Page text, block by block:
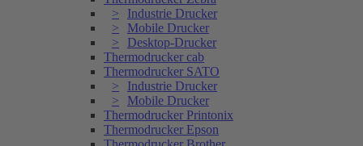
Industrie Drucker
Mobile Drucker
Desktop-Drucker
Thermodrucker cab
Thermodrucker SATO
Industrie Drucker
Mobile Drucker
Thermodrucker Printonix
Thermodrucker Epson